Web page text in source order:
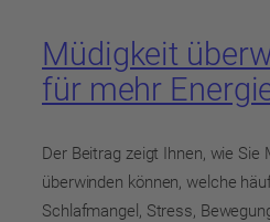
Müdigkeit
für mehr
Der Beitrag zeigt Ihnen, wie Sie
überwinden können, welche
Schlafmangel, Stress,